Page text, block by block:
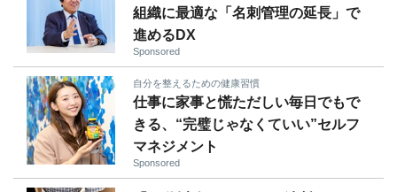
組織に最適な「名刺管理の延長」で
進めるDX
Sponsored
自分を整えるための健康習慣
仕事に家事と慌ただしい毎日でもで
きる、“完璧じゃなくていい”セルフ
マネジメント
Sponsored